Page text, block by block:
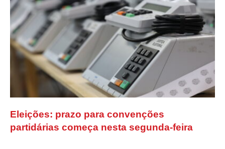
Eleições: prazo para convenções
partidárias começa nesta segunda-feira